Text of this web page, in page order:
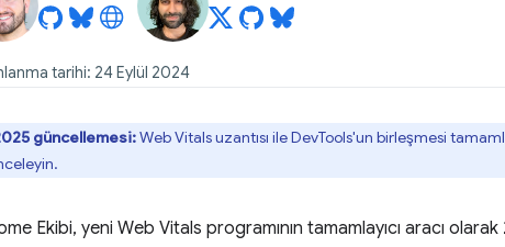
tarihi: 24 Eylül 2024
güncellemesi:Web Vitals uzantısı ile DevTools'un birleşmesi
Ekibi, yeni Web Vitals programının tamamlayıcı aracı